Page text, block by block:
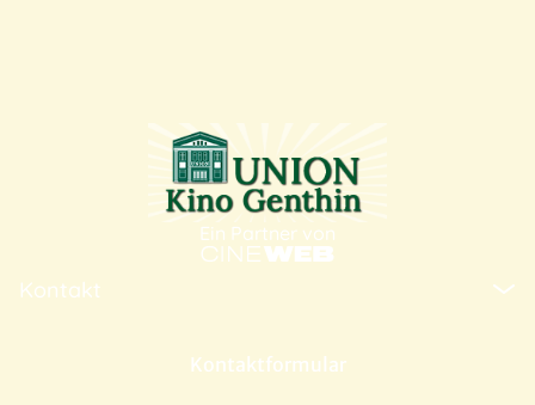
Ein Partner von
Kontakt
Kontaktformular